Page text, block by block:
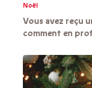
Noël
Vous avez reçu
comment en